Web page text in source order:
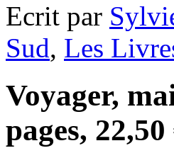
Ecrit par
Sud, Les
Voyager,
pages,